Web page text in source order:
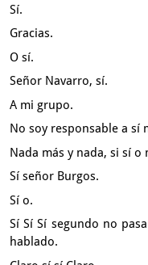
Sí.
Gracias.
O sí.
Señor Navarro, sí.
A mi grupo.
No soy responsable a sí
Nada más y nada, si sí
Sí señor Burgos.
Sí o.
Sí Sí Sí segundo no
hablado.